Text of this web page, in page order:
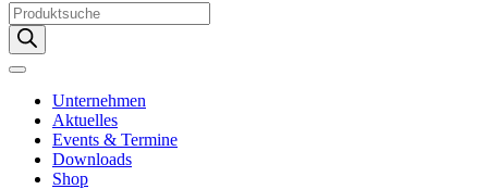
Products
search
Unternehmen
Aktuelles
Events & Termine
Downloads
Shop